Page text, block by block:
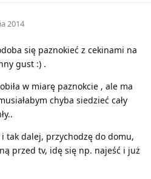
2014
się paznokieć z cekinami na
gust :) .
w miarę paznokcie , ale ma
chyba siedzieć cały
tak dalej, przychodzę do domu,
przed tv, idę się np. najeść i już